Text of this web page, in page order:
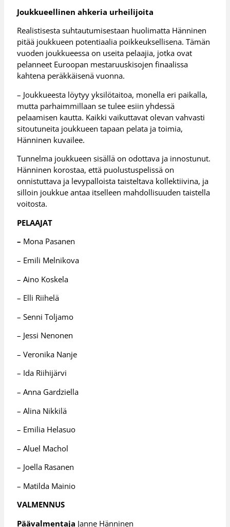
Joukkueellinen ahkeria urheilijoita
Realistisesta suhtautumisestaan huolimatta Hänninen
pitää joukkueen potentiaalia poikkeuksellisena. Tämän
vuoden joukkueessa on useita pelaajia, jotka ovat
pelanneet Euroopan mestaruuskisojen finaalissa
kahtena peräkkäisenä vuonna.
– Joukkueesta löytyy yksilötaitoa, monella eri paikalla,
mutta parhaimmillaan se tulee esiin yhdessä
pelaamisen kautta. Kaikki vaikuttavat olevan vahvasti
sitoutuneita joukkueen tapaan pelata ja toimia,
Hänninen kuvailee.
Tunnelma joukkueen sisällä on odottava ja innostunut.
Hänninen korostaa, että puolustuspelissä on
onnistuttava ja levypalloista taisteltava kollektiivina, ja
silloin joukkue antaa itselleen mahdollisuuden taistella
voitosta.
PELAAJAT
– Mona Pasanen
– Emili Melnikova
– Aino Koskela
– Elli Riihelä
– Senni Toljamo
– Jessi Nenonen
– Veronika Nanje
– Ida Riihijärvi
– Anna Gardziella
– Alina Nikkilä
– Emilia Helasuo
– Aluel Machol
– Joella Rasanen
– Matilda Mainio
VALMENNUS
Päävalmentaja Janne Hänninen